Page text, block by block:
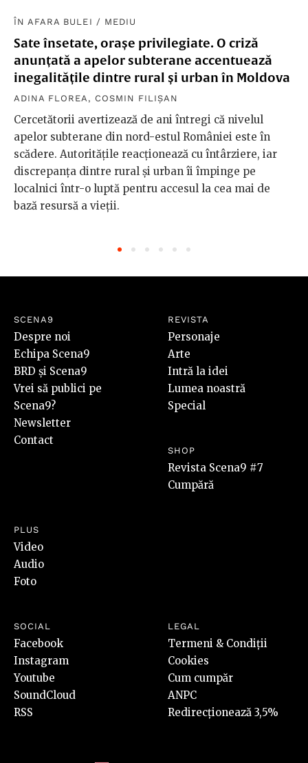
ÎN AFARA BULEI / MEDIU
Sate însetate, orașe privilegiate. O criză
anunțată a apelor subterane accentuează
inegalitățile dintre rural și urban în Moldova
ADINA FLOREA , COSMIN FILIȘAN
Cercetătorii avertizează de ani întregi că nivelul
apelor subterane din nord-estul României este în
scădere. Autoritățile reacționează cu întârziere, iar
discrepanța dintre rural și urban îi împinge pe
localnici într-o luptă pentru accesul la cea mai de
bază resursă a vieții.
SCENA9
Despre noi
Echipa Scena9
BRD și Scena9
Vrei să publici pe
Scena9?
Newsletter
Contact
REVISTA
Personaje
Arte
Intră la idei
Lumea noastră
Special
SHOP
Revista Scena9 #7
Cumpără
PLUS
Video
Audio
Foto
SOCIAL
Facebook
Instagram
Youtube
SoundCloud
RSS
LEGAL
Termeni & Condiții
Cookies
Cum cumpăr
ANPC
Redirecționează 3,5%